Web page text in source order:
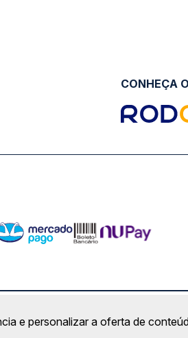
CONHEÇA
Centro Comercial Alphaville,
e personalizar a oferta de